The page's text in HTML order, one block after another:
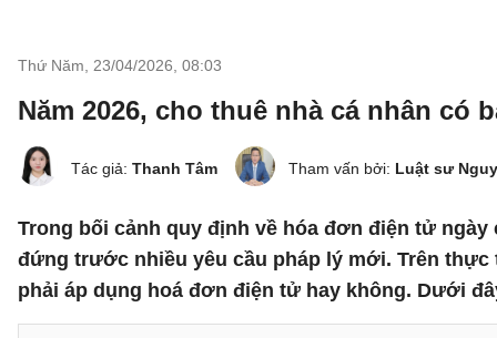
Thứ Năm, 23/04/2026 08:03
Năm 2026, cho thuê nhà cá nhân
Tác giả: Thanh Tâm Tham vấn bởi: Luật sư
Trong bối cảnh quy định về hóa đơn điện tử
đứng trước nhiều yêu cầu pháp lý mới. Trên
phải áp dụng hoá đơn điện tử hay không. Dưới